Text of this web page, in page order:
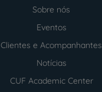
Sobre nós
Eventos
Clientes e Acompanhantes
Notícias
CUF Academic Center